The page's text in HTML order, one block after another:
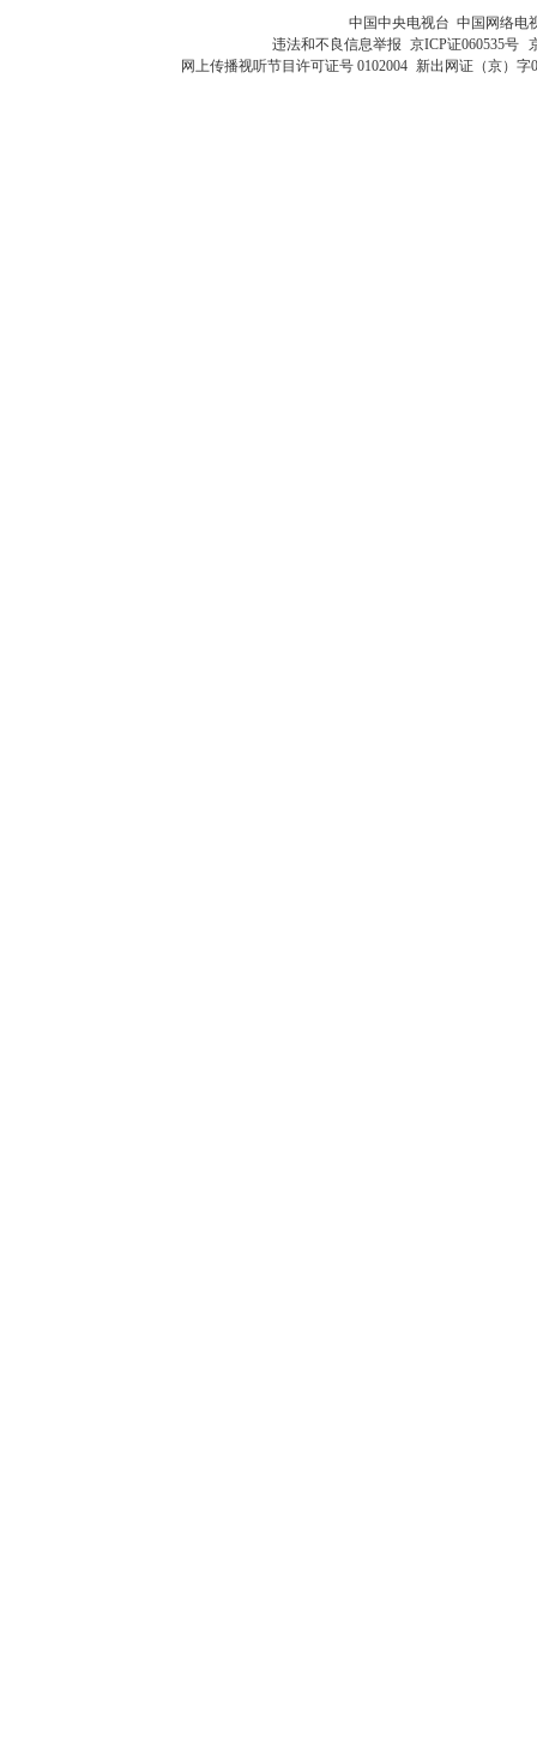
中国中央电视台 中国网络电
违法和不良信息举报 京ICP证060535号
网上传播视听节目许可证号 0102004 新出网证（京）